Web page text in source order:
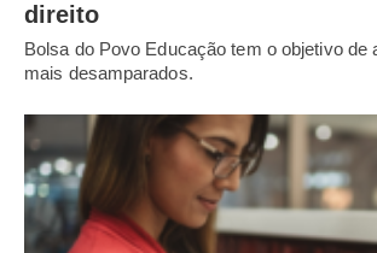
direito
Bolsa do Povo Educação tem o objetivo de
mais desamparados.